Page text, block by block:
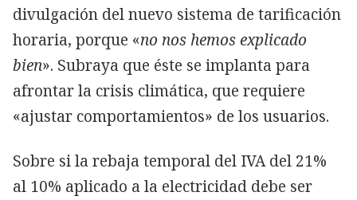
divulgación del nuevo sistema de tarificación
horaria, porque «no nos hemos explicado
bien». Subraya que éste se implanta para
afrontar la crisis climática, que requiere
«ajustar comportamientos» de los usuarios.
Sobre si la rebaja temporal del IVA del 21%
al 10% aplicado a la electricidad debe ser